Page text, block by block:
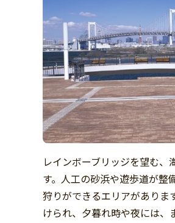
レインボーブリッジを望む、
す。人工の砂浜や遊歩道が整
狩りができるエリアがありま
けられ、夕暮れ時や夜には、